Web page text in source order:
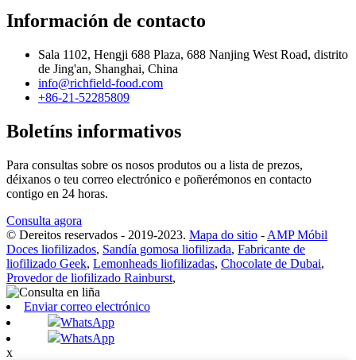
Información de contacto
Sala 1102, Hengji 688 Plaza, 688 Nanjing West Road, distrito
de Jing'an, Shanghai, China
info@richfield-food.com
+86-21-52285809
Boletíns informativos
Para consultas sobre os nosos produtos ou a lista de prezos,
déixanos o teu correo electrónico e poñerémonos en contacto
contigo en 24 horas.
Consulta agora
© Dereitos reservados - 2019-2023. Mapa do sitio - AMP Móbil
Doces liofilizados, Sandía gomosa liofilizada, Fabricante de
liofilizado Geek, Lemonheads liofilizadas, Chocolate de Dubai,
Provedor de liofilizado Rainburst,
Enviar correo electrónico
WhatsApp
WhatsApp
x